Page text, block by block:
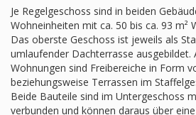
Je Regelgeschoss sind in beiden
Wohneinheiten mit ca. 50 bis ca. 93 m²
Das oberste Geschoss ist jeweils als
umlaufender Dachterrasse ausgebildet.
Wohnungen sind Freibereiche in Form
beziehungsweise Terrassen im
Beide Bauteile sind im Untergeschoss
verbunden und können daraus über